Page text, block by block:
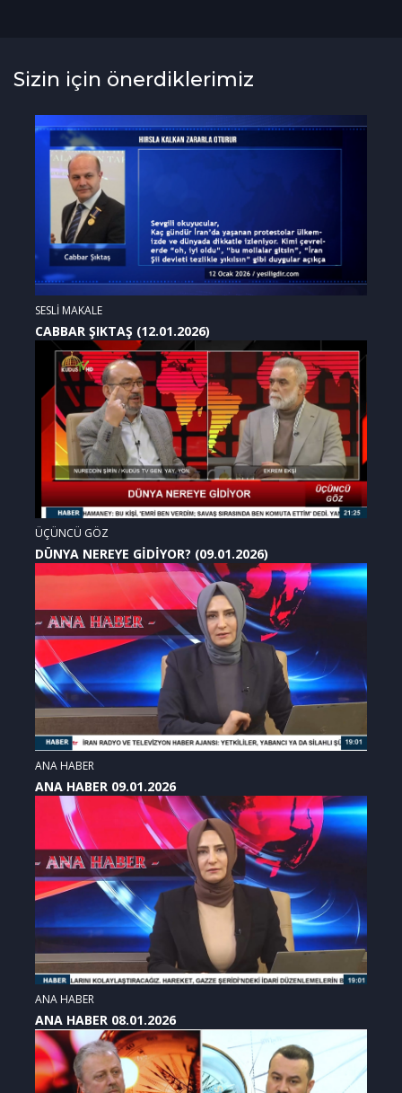
Sizin için önerdiklerimiz
SESLİ MAKALE
CABBAR ŞIKTAŞ (12.01.2026)
ÜÇÜNCÜ GÖZ
DÜNYA NEREYE GİDİYOR? (09.01.2026)
ANA HABER
ANA HABER 09.01.2026
ANA HABER
ANA HABER 08.01.2026